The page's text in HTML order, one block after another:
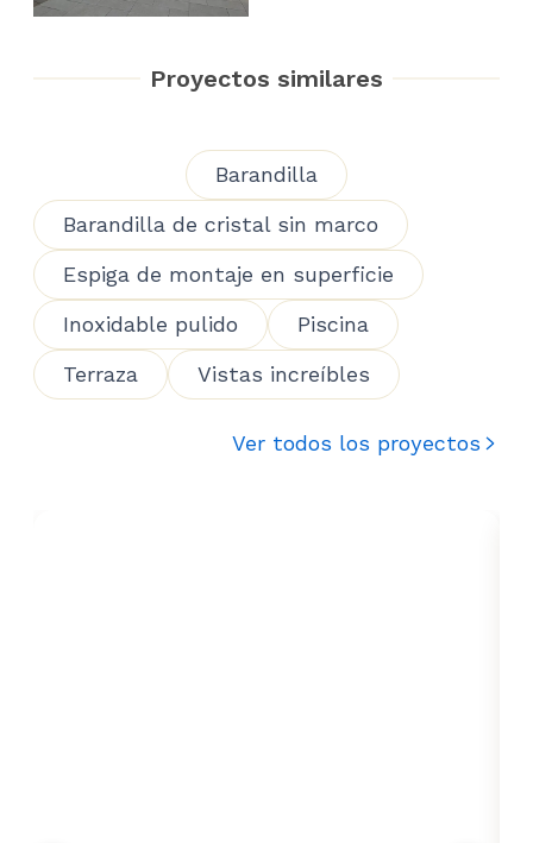
Proyectos similares
Barandilla
Barandilla de cristal sin marco
Espiga de montaje en superficie
Inoxidable pulido
Piscina
Terraza
Vistas increíbles
Ver todos los proyectos